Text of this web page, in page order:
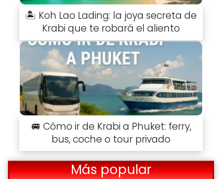
🏝️ Koh Lao Lading: la joya secreta de
Krabi que te robará el aliento
🚐 Cómo ir de Krabi a Phuket: ferry,
bus, coche o tour privado
Más popular